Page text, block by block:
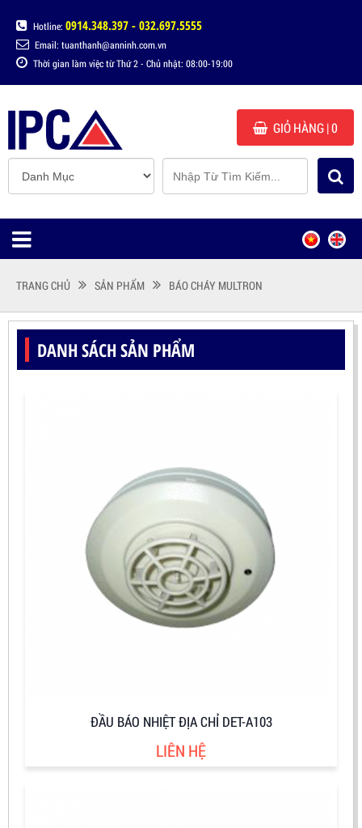
Hotline: 0914.348.397 - 032.697.5555
Email: tuanthanh@anninh.com.vn
Thời gian làm việc từ Thứ 2 - Chủ nhật: 08:00-19:00
GIỎ HÀNG| 0
TRANG CHỦ SẢN PHẨM BÁO CHÁY MULTRON
DANH SÁCH SẢN PHẨM
ĐẦU BÁO NHIỆT ĐỊA CHỈ DET-A103
LIÊN HỆ